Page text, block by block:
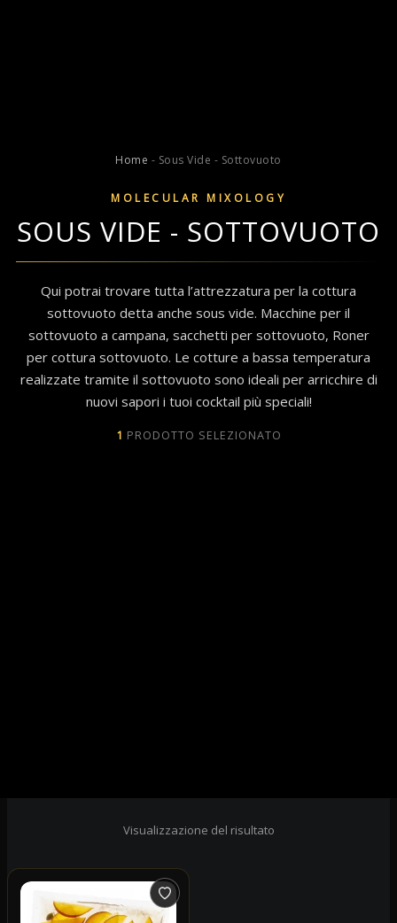
Home - Sous Vide - Sottovuoto
MOLECULAR MIXOLOGY
SOUS VIDE - SOTTOVUOTO
Qui potrai trovare tutta l’attrezzatura per la cottura
sottovuoto detta anche sous vide. Macchine per il
sottovuoto a campana, sacchetti per sottovuoto, Roner
per cottura sottovuoto. Le cotture a bassa temperatura
realizzate tramite il sottovuoto sono ideali per arricchire di
nuovi sapori i tuoi cocktail più speciali!
1 PRODOTTO SELEZIONATO
Visualizzazione del risultato